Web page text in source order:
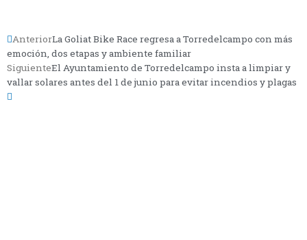
AnteriorLa Goliat Bike Race regresa a Torredelcampo con más
emoción, dos etapas y ambiente familiar
SiguienteEl Ayuntamiento de Torredelcampo insta a limpiar y
vallar solares antes del 1 de junio para evitar incendios y plagas